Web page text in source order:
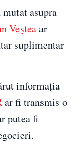
asupra
Veșteaar
suplimentar
informația
ar fi transmis o
putea fi